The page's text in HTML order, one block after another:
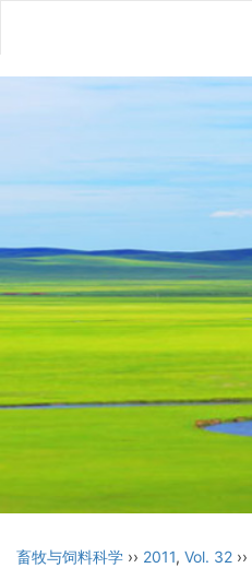
畜牧与饲料科学 ›› 2011, Vol. 32 ››